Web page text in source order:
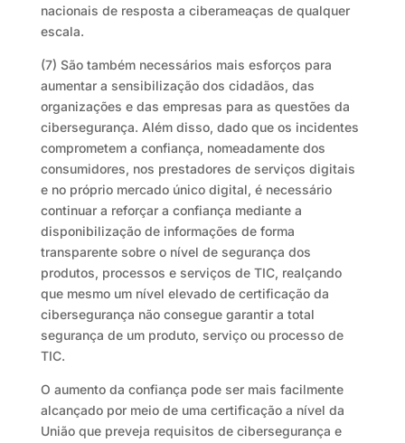
nacionais de resposta a ciberameaças de qualquer
escala.
(7) São também necessários mais esforços para
aumentar a sensibilização dos cidadãos, das
organizações e das empresas para as questões da
cibersegurança. Além disso, dado que os incidentes
comprometem a confiança, nomeadamente dos
consumidores, nos prestadores de serviços digitais
e no próprio mercado único digital, é necessário
continuar a reforçar a confiança mediante a
disponibilização de informações de forma
transparente sobre o nível de segurança dos
produtos, processos e serviços de TIC, realçando
que mesmo um nível elevado de certificação da
cibersegurança não consegue garantir a total
segurança de um produto, serviço ou processo de
TIC.
O aumento da confiança pode ser mais facilmente
alcançado por meio de uma certificação a nível da
União que preveja requisitos de cibersegurança e